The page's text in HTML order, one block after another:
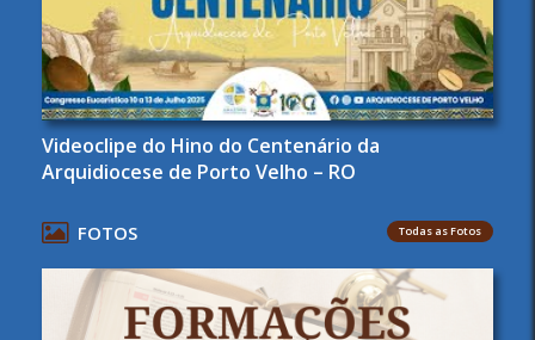
Videoclipe do Hino do Centenário da
Arquidiocese de Porto Velho – RO
FOTOS Todas as Fotos